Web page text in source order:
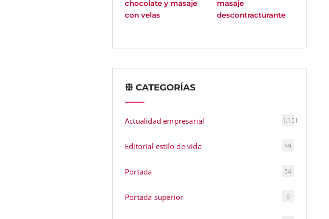
chocolate y masaje
con velas
masaje
descontracturante
ꕥ CATEGORÍAS
Actualidad empresarial 1.151
Editorial estilo de vida 59
Portada 54
Portada superior 9